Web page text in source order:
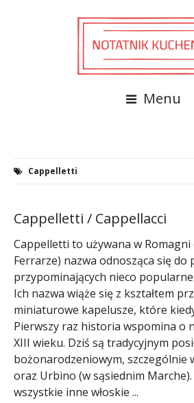
Menu
Cappelletti
Cappelletti / Cappellacci
Cappelletti to używana w Romagni
Ferrarze) nazwa odnosząca się do
przypominających nieco
Ich nazwa wiąże się z kształtem
miniaturowe kapelusze, które
Pierwszy raz historia wspomina o
XIII wieku. Dziś są tradycyjnym
bożonarodzeniowym, szczególnie
oraz Urbino (w sąsiednim
wszystkie inne włoskie ...